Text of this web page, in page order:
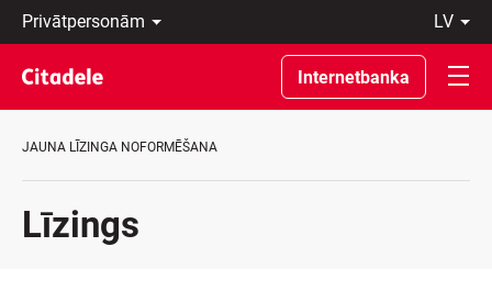
Privātpersonām
Uzņēmumiem
Private
Banking
Par
C
lv
Latviski
По-
русски
In
Internetbanka
JAUNA LĪZINGA NOFORMĒŠANA
Līzings